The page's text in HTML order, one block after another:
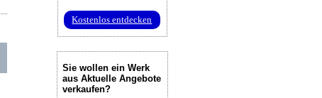
Kostenlos entdecken
Sie wollen ein Werk
aus Aktuelle Angebote
verkaufen?